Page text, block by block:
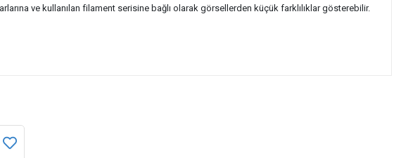
ve kullanılan filament serisine bağlı olarak görsellerden küçük farklılıklar gösterebilir.